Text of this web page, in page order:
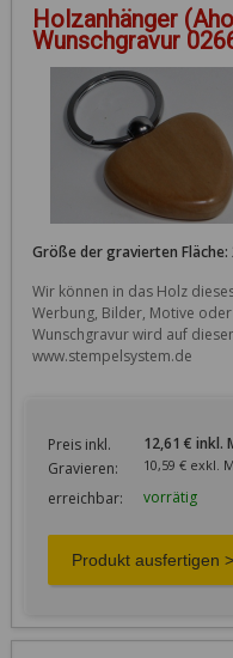
Holzanhänger
Wunschgravur
Größe der gravierten Fläche:
Wir können in das Holz
Werbung, Bilder, Motive
Wunschgravur wird auf
www.stempelsystem.de
Preis inkl.
Gravieren:
12,61 € inkl.
10,59 € exkl.
erreichbar: vorrätig